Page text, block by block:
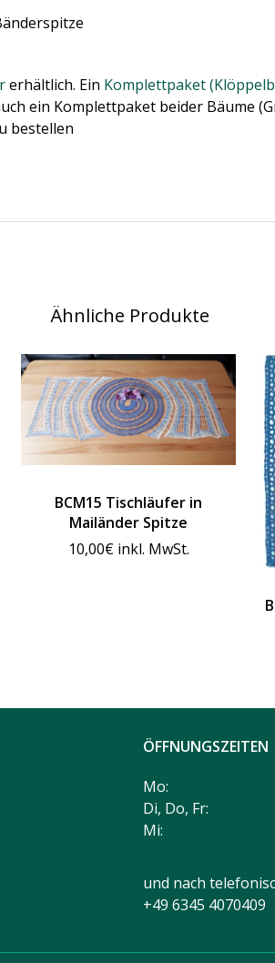
erhältlich. Ein Komplettpaket
ein Komplettpaket beider Bäume
bestellen
Ähnliche Produkte
BCM15 Tischläufer in
Mailänder Spitze
10,00€ inkl. MwSt.
ÖFFNUNGSZEITEN
Mo:
Di, Do, Fr:
Mi:
und nach
+49 6345 4070409